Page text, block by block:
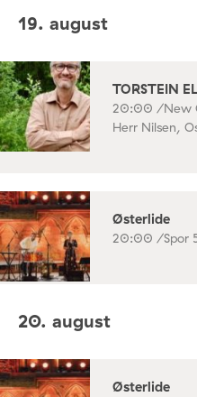
19. august
TORSTEIN
20:00 /New
Herr Nilsen,
Østerlide
20:00 /Spor
20. august
Østerlide